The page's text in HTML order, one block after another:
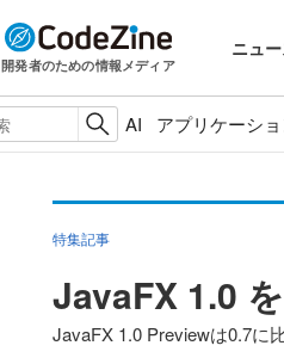
開発者のための情報メディア
ニュ
AI アプリケーシ
特集記事
JavaFX 1.0
JavaFX 1.0 Previewは0.7に